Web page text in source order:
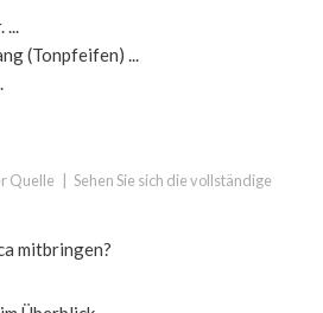
...
(Tonpfeifen) ...
Quelle Sehen Sie sich die vollständige
mitbringen?